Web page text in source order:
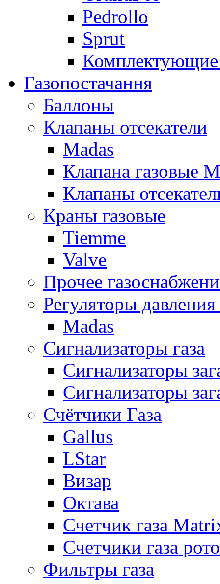
Pedrollo
Sprut
Комплектующие
Газопостачання
Баллоны
Клапаны отсекатели
Madas
Клапана газовые
Клапаны
Краны газовые
Tiemme
Valve
Прочее
Регуляторы давления
Madas
Сигнализаторы газа
Сигнализаторы
Сигнализаторы
Счётчики Газа
Gallus
LStar
Визар
Октава
Счетчик газа
Счетчики газа
Фильтры газа